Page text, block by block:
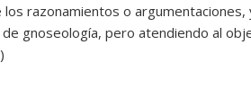
razonamientos o
gnoseología, pero atendiendo al
)